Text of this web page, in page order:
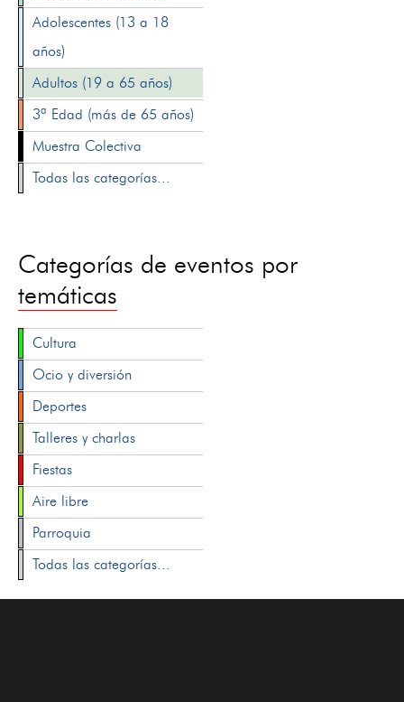
Adolescentes (13 a 18
años)
Adultos (19 a 65 años)
3ª Edad (más de 65 años)
Muestra Colectiva
Todas las categorías...
Categorías de eventos por
temáticas
Cultura
Ocio y diversión
Deportes
Talleres y charlas
Fiestas
Aire libre
Parroquia
Todas las categorías...